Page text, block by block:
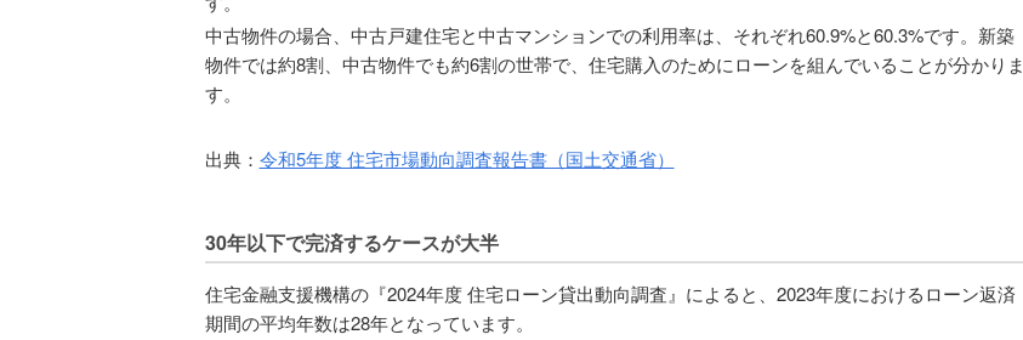
中古物件の場合、中古戸建住宅と中古マンションでの利用率は、それぞれ60.9%と60.3%です。新築
物件では約8割、中古物件でも約6割の世帯で、住宅購入のためにローンを組んでいることが分かりま
す。
出典： 令和5年度 住宅市場動向調査報告書（国土交通省）
30年以下で完済するケースが大半
住宅金融支援機構の『2024年度 住宅ローン貸出動向調査』によると、2023年度におけるローン返済
期間の平均年数は28年となっています。